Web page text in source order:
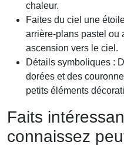
chaleur.
Faites du ciel une
arrière-plans pastel ou
ascension vers le ciel.
Détails symboliques :
dorées et des
petits éléments
Faits
connaissez